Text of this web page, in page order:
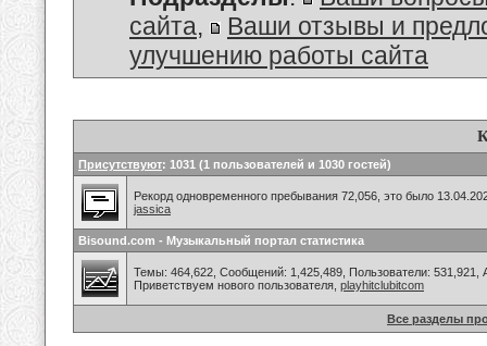
сайта,
Ваши отзывы и
улучшению работы сайта
Присутствуют: 1031 (1 пользователей и 1030 гостей)
Рекорд одновременного пребывания 72,056, это было
jassica
Bisound.com - Музыкальный портал статистика
Темы: 464,622, Сообщений: 1,425,489, Пользователи: 531,921,
Приветствуем нового пользователя, playhitclubitcom
Все разделы